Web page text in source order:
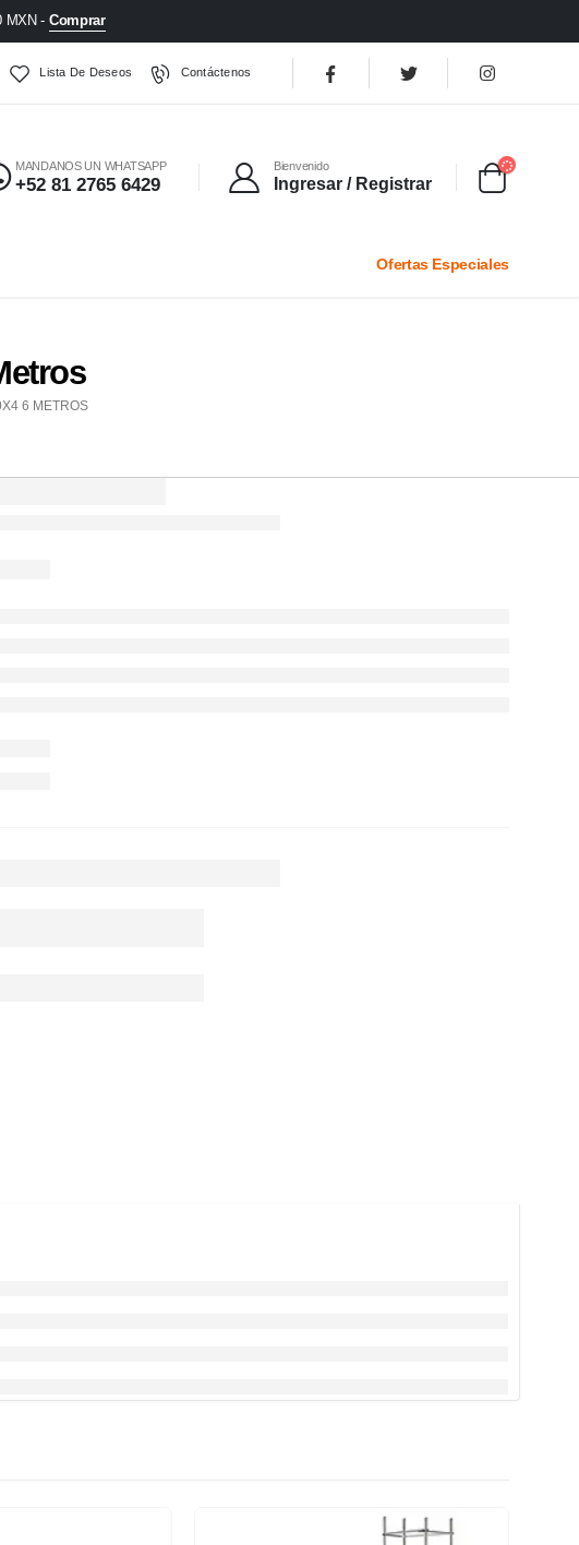
MXN - Comprar
Lista De Deseos Contáctenos
MANDANOS UN WHATSAPP
+52 81 2765 6429
Bienvenido
Ingresar / Registrar
Ofertas Especiales
6 METROS